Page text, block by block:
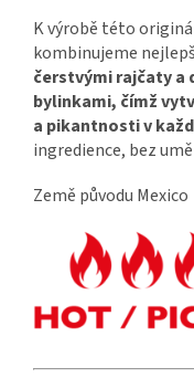
K výrobě této
kombinujeme
čerstvými rajčaty a
bylinkami, čímž
a pikantnosti v
ingredience, bez
Země původu Mexico